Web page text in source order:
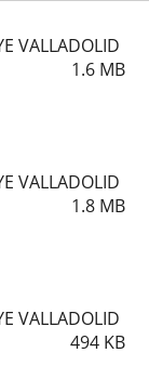
VALLADOLID
1.6 MB
VALLADOLID
1.8 MB
VALLADOLID
494 KB